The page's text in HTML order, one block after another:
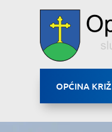
OPĆINA KRIŽ